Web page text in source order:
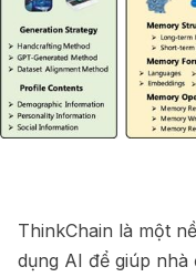
ThinkChain là một
dụng AI để giúp nhà